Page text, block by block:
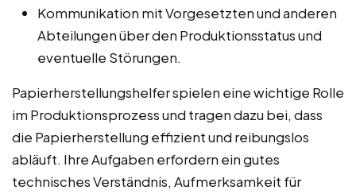
Kommunikation mit Vorgesetzten und anderen
Abteilungen über den Produktionsstatus und
eventuelle Störungen.
Papierherstellungshelfer spielen eine wichtige Rolle
im Produktionsprozess und tragen dazu bei, dass
die Papierherstellung effizient und reibungslos
abläuft. Ihre Aufgaben erfordern ein gutes
technisches Verständnis, Aufmerksamkeit für